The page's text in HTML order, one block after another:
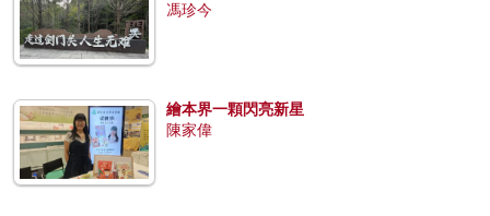
馮珍今
繪本界一顆閃亮新星
陳家偉